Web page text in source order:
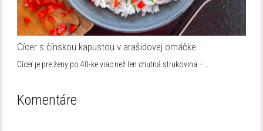
Cícer s čínskou kapustou v arašidovej omáčke
Cícer je pre ženy po 40-ke viac než len chutná strukovina –…
Komentáre